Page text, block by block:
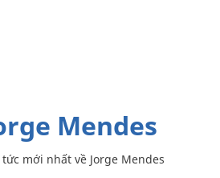
Mendes
tức mới nhất về Jorge Mendes